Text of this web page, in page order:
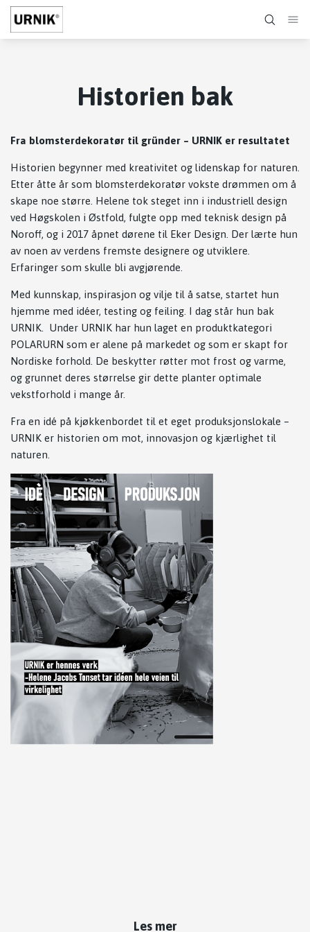
Historien bak
Fra blomsterdekoratør til gründer – URNIK er resultatet
Historien begynner med kreativitet og lidenskap for naturen.
Etter åtte år som blomsterdekoratør vokste drømmen om å
skape noe større. Helene tok steget inn i industriell design
ved Høgskolen i Østfold, fulgte opp med teknisk design på
Noroff, og i 2017 åpnet dørene til Eker Design. Der lærte hun
av noen av verdens fremste designere og utviklere.
Erfaringer som skulle bli avgjørende.
Med kunnskap, inspirasjon og vilje til å satse, startet hun
hjemme med idéer, testing og feiling. I dag står hun bak
URNIK. Under URNIK har hun laget en produktkategori
POLARURN som er alene på markedet og som er skapt for
Nordiske forhold. De beskytter røtter mot frost og varme,
og grunnet deres størrelse gir dette planter optimale
vekstforhold i mange år.
Fra en idé på kjøkkenbordet til et eget produksjonslokale –
URNIK er historien om mot, innovasjon og kjærlighet til
naturen.
Les mer